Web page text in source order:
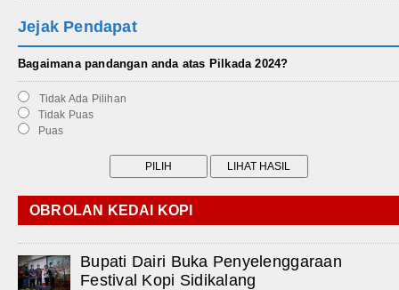
Jejak Pendapat
Bagaimana pandangan anda atas Pilkada 2024?
Tidak Ada Pilihan
Tidak Puas
Puas
OBROLAN KEDAI KOPI
Bupati Dairi Buka Penyelenggaraan
Festival Kopi Sidikalang